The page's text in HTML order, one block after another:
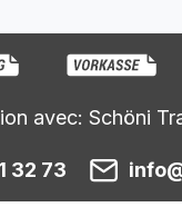
avec: Schöni
32 73